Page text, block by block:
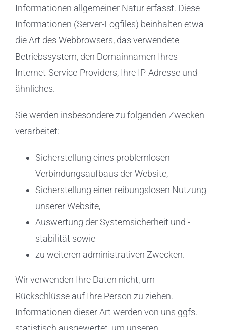
Informationen allgemeiner Natur erfasst. Diese
Informationen (Server-Logfiles) beinhalten etwa
die Art des Webbrowsers, das verwendete
Betriebssystem, den Domainnamen Ihres
Internet-Service-Providers, Ihre IP-Adresse und
ähnliches.
Sie werden insbesondere zu folgenden Zwecken
verarbeitet:
Sicherstellung eines problemlosen
Verbindungsaufbaus der Website,
Sicherstellung einer reibungslosen Nutzung
unserer Website,
Auswertung der Systemsicherheit und -
stabilität sowie
zu weiteren administrativen Zwecken.
Wir verwenden Ihre Daten nicht, um
Rückschlüsse auf Ihre Person zu ziehen.
Informationen dieser Art werden von uns ggfs.